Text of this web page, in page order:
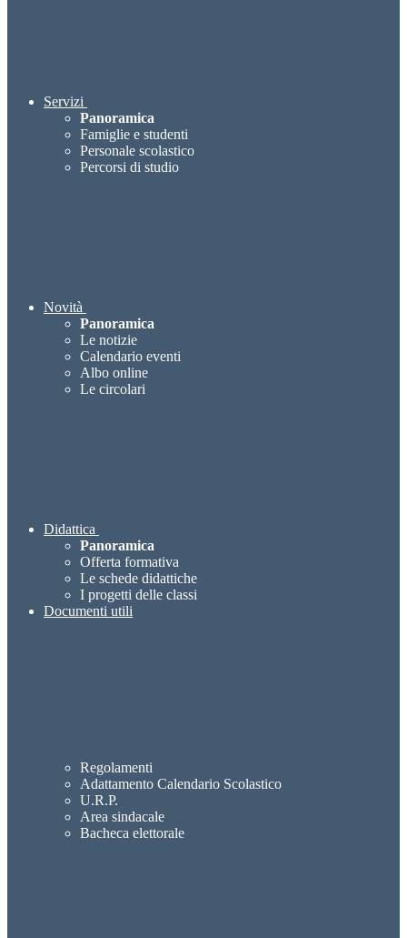
Servizi
Panoramica
Famiglie e studenti
Personale scolastico
Percorsi di studio
Novità
Panoramica
Le notizie
Calendario eventi
Albo online
Le circolari
Didattica
Panoramica
Offerta formativa
Le schede didattiche
I progetti delle classi
Documenti utili
Regolamenti
Adattamento Calendario Scolastico
U.R.P.
Area sindacale
Bacheca elettorale